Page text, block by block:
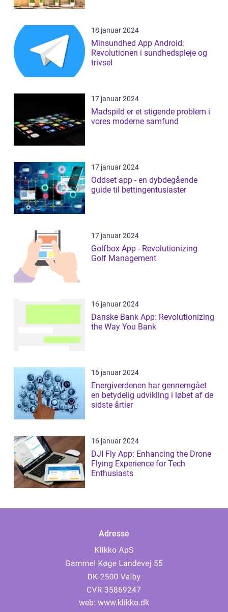
18 januar 2024
Minsundhed App Android:
Revolutionen i sundhedspleje og
trivsel
17 januar 2024
Madspild er et stigende problem i
vores moderne samfund
17 januar 2024
Oddset app - en dybdegående
guide til bettingentusiaster
17 januar 2024
Golfbox App - Revolutionizing
Golf Management
16 januar 2024
Danske Bank App: Revolutionizing
the Way You Bank
16 januar 2024
Energiverdenen har gennemgået
en betydelig udvikling i løbet af de
sidste årtier
16 januar 2024
DJI Fly App: Enhancing the Drone
Flying Experience for Tech
Enthusiasts
Adresse
web: www.klikko.dk